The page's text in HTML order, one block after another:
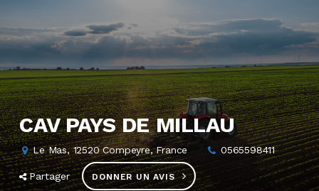
CAV PAYS DE MILLAU
Le Mas, 12520 Compeyre, France 0565598411
Partager DONNER UN AVIS